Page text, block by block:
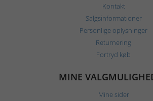
Kontakt
Salgsinformationer
Personlige oplysninger
Returnering
Fortryd køb
MINE
Mine sider